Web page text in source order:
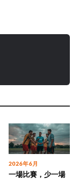
2026年6月
一場比賽，少一場